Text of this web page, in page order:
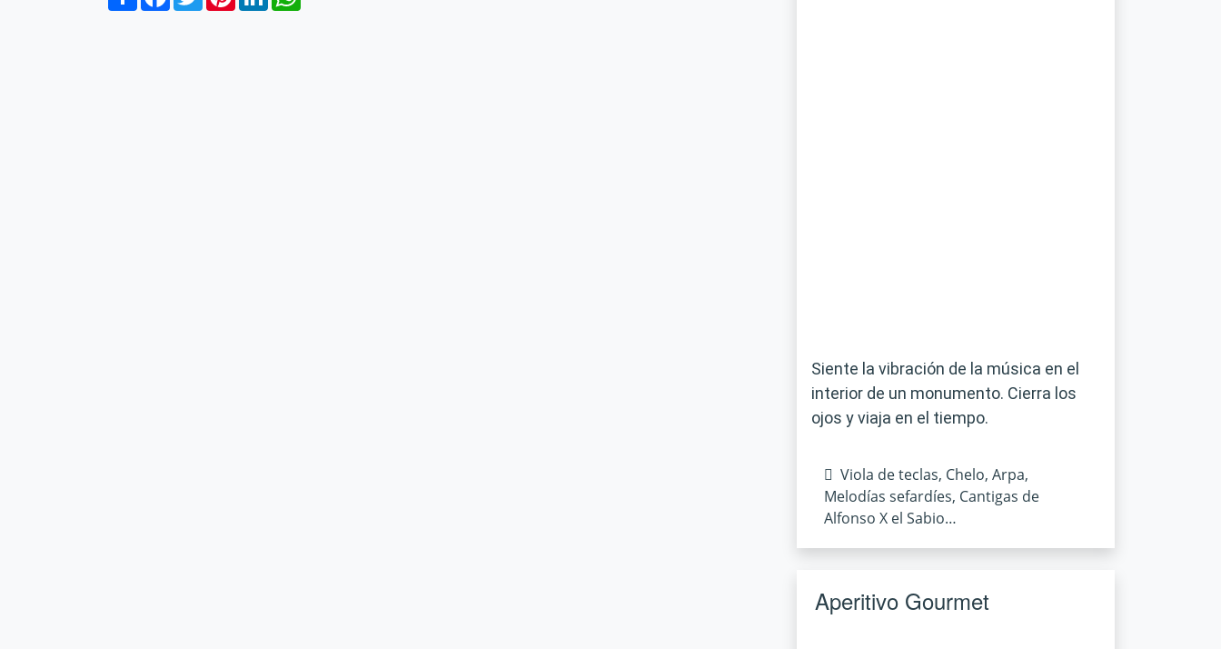
Siente la vibración de la música en el
interior de un monumento. Cierra los
ojos y viaja en el tiempo.
Viola de teclas, Chelo, Arpa,
Melodías sefardíes, Cantigas de
Alfonso X el Sabio…
Aperitivo Gourmet